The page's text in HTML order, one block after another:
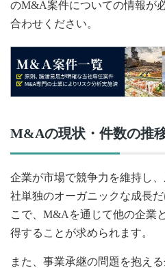
のM&A案件についての情報が
合わせください。
M&Aの現状・件数の推
企業が市場で競争力を維持し
社単独のオーガニックな成長
こで、M&Aを通じて他の企業
得することが求められます。
また、事業承継の問題を抱え